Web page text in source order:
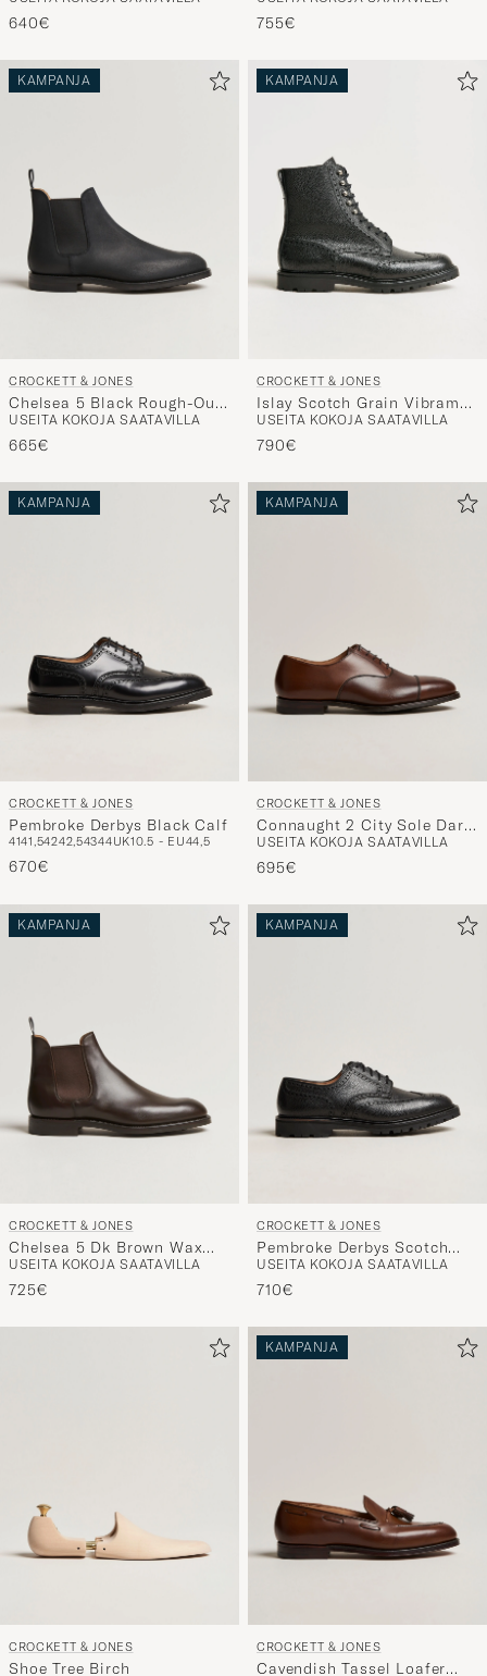
KAMPANJA
Chelsea 5 Black Rough-Out
Suede
USEITA KOKOJA SAATAVILLA
KAMPANJA
Islay Scotch Grain Vibram
Boot Black Calf
USEITA KOKOJA SAATAVILLA
KAMPANJA
Pembroke Derbys Black Calf
4141,54242,54344UK10.5 - EU44,5
KAMPANJA
Connaught 2 City Sole Dark
Brown Calf
USEITA KOKOJA SAATAVILLA
KAMPANJA
Chelsea 5 Dk Brown Wax
Calf
USEITA KOKOJA SAATAVILLA
KAMPANJA
Pembroke Derbys Scotch
Grain Vibram Black Calf
USEITA KOKOJA SAATAVILLA
Shoe Tree Birch
KAMPANJA
Cavendish Tassel Loafer